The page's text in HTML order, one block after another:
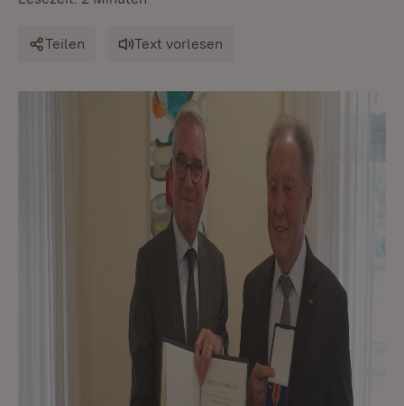
Teilen Text vorlesen